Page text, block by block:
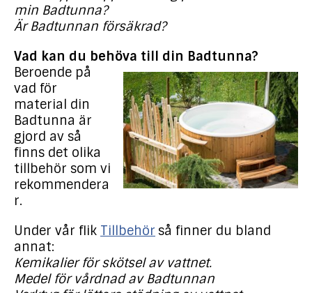
min Badtunna?
Är Badtunnan försäkrad?
Vad kan du behöva till din Badtunna?
Beroende på
vad för
material din
Badtunna är
gjord av så
finns det olika
tillbehör som vi
rekommendera
r.
Under vår flik Tillbehör så finner du bland
annat:
Kemikalier för skötsel av vattnet.
Medel för vårdnad av Badtunnan